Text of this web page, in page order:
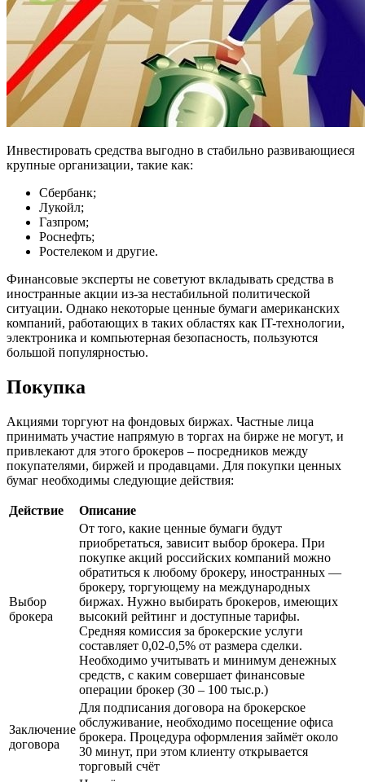
Инвестировать средства выгодно в стабильно развивающиеся
крупные организации, такие как:
Сбербанк;
Лукойл;
Газпром;
Роснефть;
Ростелеком и другие.
Финансовые эксперты не советуют вкладывать средства в
иностранные акции из-за нестабильной политической
ситуации. Однако некоторые ценные бумаги американских
компаний, работающих в таких областях как IT-технологии,
электроника и компьютерная безопасность, пользуются
большой популярностью.
Покупка
Акциями торгуют на фондовых биржах. Частные лица
принимать участие напрямую в торгах на бирже не могут, и
привлекают для этого брокеров – посредников между
покупателями, биржей и продавцами. Для покупки ценных
бумаг необходимы следующие действия:
Действие Описание
Выбор
брокера
От того, какие ценные бумаги будут
приобретаться, зависит выбор брокера. При
покупке акций российских компаний можно
обратиться к любому брокеру, иностранных —
брокеру, торгующему на международных
биржах. Нужно выбирать брокеров, имеющих
высокий рейтинг и доступные тарифы.
Средняя комиссия за брокерские услуги
составляет 0,02-0,5% от размера сделки.
Необходимо учитывать и минимум денежных
средств, с каким совершает финансовые
операции брокер (30 – 100 тыс.р.)
Заключение
договора
Для подписания договора на брокерское
обслуживание, необходимо посещение офиса
брокера. Процедура оформления займёт около
30 минут, при этом клиенту открывается
торговый счёт